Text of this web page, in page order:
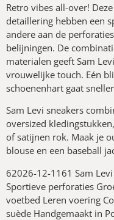
Retro vibes all-over!
detaillering hebben een
andere aan de
belijningen. De
materialen geeft Sam
vrouwelijke touch. Eén
schoenenhart gaat
Sam Levi sneakers
oversized
of satijnen rok. Maak je
blouse en een baseball
62026-12-1161 Sam
Sportieve perforaties
voetbed Leren voering
suède Handgemaakt in